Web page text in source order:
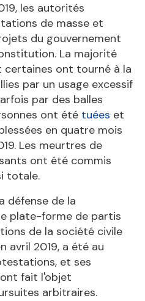
les autorités
de masse et
du gouvernement
La majorité
ont tourné à la
par un usage excessif
par des balles
ont été tuées et
en quatre mois
Les meurtres de
ont été commis
totale.
défense de la
plate-forme de partis
de la société civile
avril 2019, a été au
et ses
fait l'objet
arbitraires.